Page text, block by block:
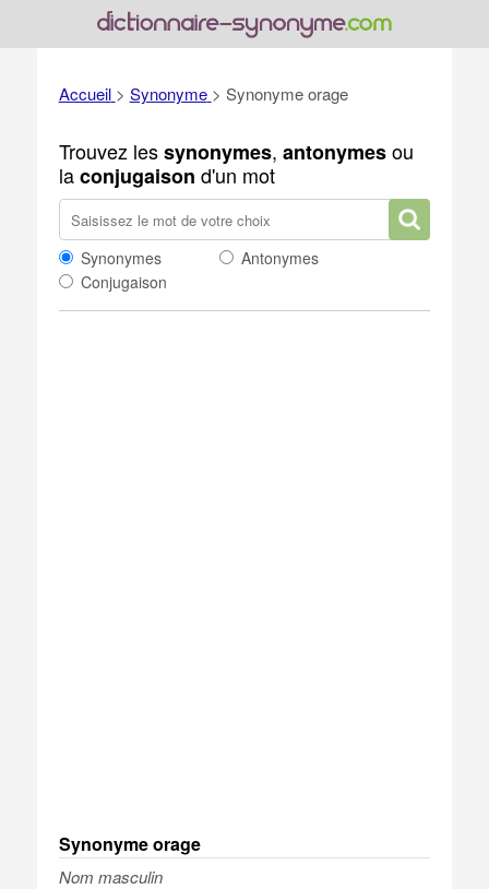
Accueil > Synonyme > Synonyme orage
Trouvez lessynonymes, antonymesou
laconjugaison d'un mot
Synonymes
Antonymes
Conjugaison
Synonyme orage
Nom masculin